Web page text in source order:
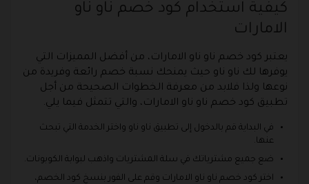
كيفية استخدام كود خصم ناو ناو
الامارات
يعتبر كود خصم ناو ناو الامارات، من أفضل المميزات التي
يوفرها لك ناو ناو حيث يمنحك نسبة خصم رائعة وفريدة من
نوعها ولذا فلابد من معرفة الخطوات الصحيحة من أجل
تطبيق كود خصم ناو ناو الامارات، والتي تتمثل فيما يلي.
في البداية قم بالدخول إلى تطبيق ناو ناو واختر الخدمة التي تبحث
عنها.
ضع جميع مشترياتك في سلة المشتريات واذهب لبوابة الكوبونات.
اختر كود خصم ناو ناو الامارات وقم على الفور بنسخ كود الخصم،